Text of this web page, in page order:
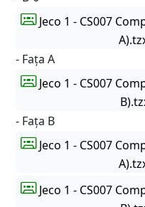
Jeco 1 - CS007
- Fața A
Jeco 1 - CS007
- Fața B
Jeco 1 - CS007
Jeco 1 - CS007